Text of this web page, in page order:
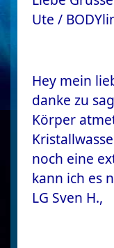
Ute /
Hey mein
danke zu
Körper
noch eine
kann ich es
LG Sven H.,